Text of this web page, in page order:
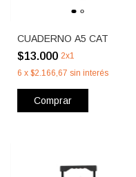
CUADERNO A5 CAT
$13.000 2x1
6 x $2.166,67 sin interés
Comprar